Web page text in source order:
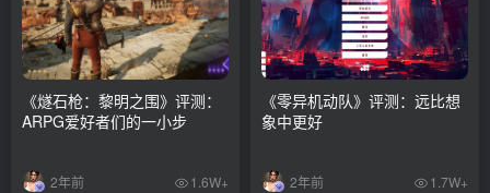
《燧石枪：黎明之围》评测：
ARPG爱好者们的一小步
2年前 1.6W+
《零异机动队》评测：远比想
象中更好
2年前 1.7W+